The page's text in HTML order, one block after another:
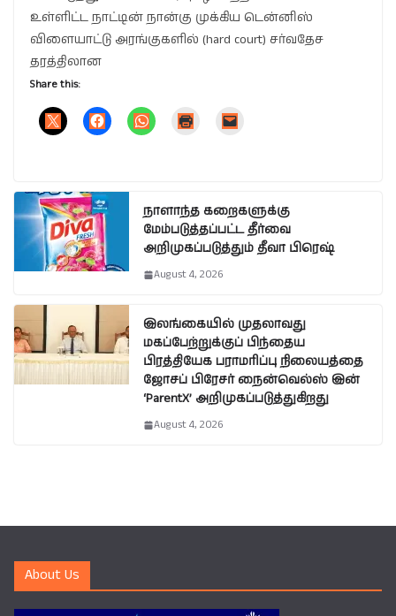
உள்ளிட்ட நாட்டின் நான்கு முக்கிய டென்னிஸ்
விளையாட்டு அரங்குகளில் (hard court) சர்வதேச
தரத்திலான
Share this:
நாளாந்த கறைகளுக்கு
மேம்படுத்தப்பட்ட தீர்வை
அறிமுகப்படுத்தும் தீவா பிரெஷ்
August 4, 2026
இலங்கையில் முதலாவது
மகப்பேற்றுக்குப் பிந்தைய
பிரத்தியேக பராமரிப்பு நிலையத்தை
ஜோசப் பிரேசர் நைன்வெல்ஸ் இன்
‘ParentX’ அறிமுகப்படுத்துகிறது
August 4, 2026
About Us